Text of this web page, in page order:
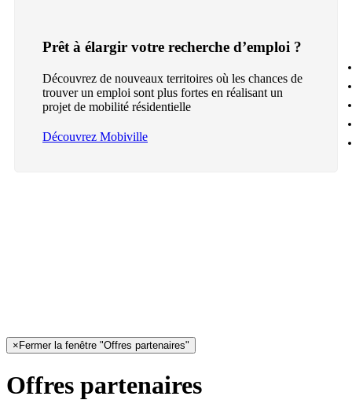
Prêt à élargir votre recherche d’emploi ?
Découvrez de nouveaux territoires où les chances de
trouver un emploi sont plus fortes en réalisant un
projet de mobilité résidentielle
Découvrez Mobiville
× Fermer la fenêtre "Offres partenaires"
Offres partenaires